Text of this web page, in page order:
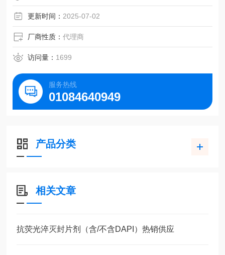
更新时间： 2025-07-02
厂商性质：代理商
访问量： 1699
服务热线
01084640949
产品分类
相关文章
抗荧光淬灭封片剂（含/不含DAPI）热销供应